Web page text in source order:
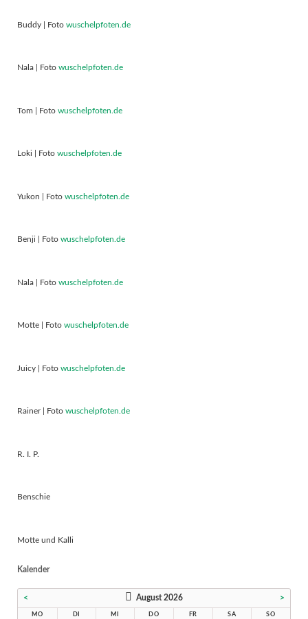
Buddy | Foto wuschelpfoten.de
Nala | Foto wuschelpfoten.de
Tom | Foto wuschelpfoten.de
Loki | Foto wuschelpfoten.de
Yukon | Foto wuschelpfoten.de
Benji | Foto wuschelpfoten.de
Nala | Foto wuschelpfoten.de
Motte | Foto wuschelpfoten.de
Juicy | Foto wuschelpfoten.de
Rainer | Foto wuschelpfoten.de
R. I. P.
Benschie
Motte und Kalli
Kalender
< August 2026 >
MO DI MI DO FR SA SO